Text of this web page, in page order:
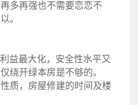
多再强也不需要恋恋不
。
最大化，安全性水平又
绕开绿本房是不够的。
质，房屋修建的时间及楼